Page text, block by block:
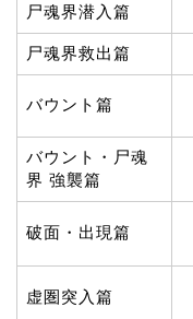
尸魂界潜入篇
尸魂界救出篇
バウント篇
バウント・尸魂
界 強襲篇
破面・出現篇
虚圏突入篇